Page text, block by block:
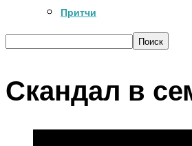
Притчи
Скандал в